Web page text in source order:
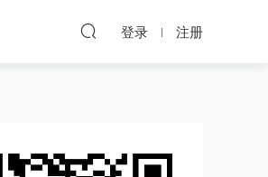
登录 注册